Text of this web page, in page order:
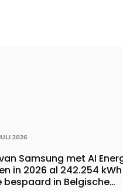
2026
Samsung met AI
in 2026 al 242.254 kWh
bespaard in Belgische